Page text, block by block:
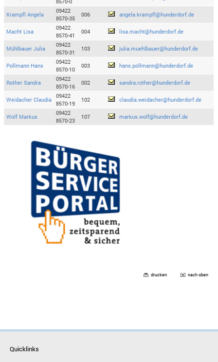
Krampfl Angela
09422
8570-35
006 angela.krampfl@hunderdorf.de
Macht Lisa
09422
8570-41
004 lisa.macht@hunderdorf.de
Mühlbauer Julia
09422
8570-31
103 julia.muehlbauer@hunderdorf.de
Pollmann Hans
09422
8570-10
003 hans.pollmann@hunderdorf.de
Rother Sandra
09422
8570-16
002 sandra.rother@hunderdorf.de
Weidacher Claudia
09422
8570-19
102 claudia.weidacher@hunderdorf.de
Wolf Markus
09422
8570-23
107 markus.wolf@hunderdorf.de
drucken nach oben
Quicklinks